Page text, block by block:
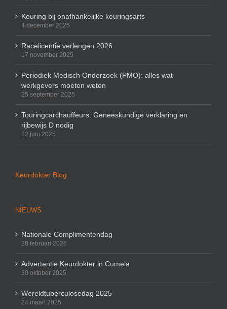
Keuring bij onafhankelijke keuringsarts
4 december 2025
Racelicentie verlengen 2026
17 november 2025
Periodiek Medisch Onderzoek (PMO): alles wat
werkgevers moeten weten
25 september 2025
Touringcarchauffeurs: Geneeskundige verklaring en
rijbewijs D nodig
12 juni 2025
Keurdokter Blog
NIEUWS
Nationale Complimentendag
28 februari 2026
Advertentie Keurdokter in Cumela
30 oktober 2025
Wereldtuberculosedag 2025
24 maart 2025